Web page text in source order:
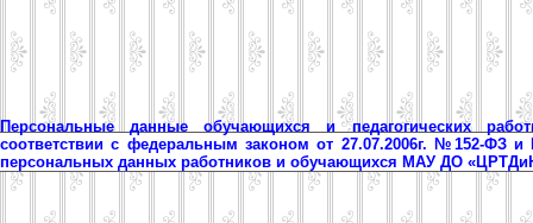
Персональные данные обучающихся и педагогических
соответствии с федеральным законом от 27.07.2006г. №152-ФЗ
персональных данных работников и обучающихся МАУ ДО